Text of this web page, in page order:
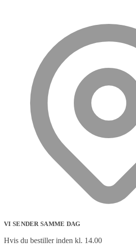
VI SENDER SAMME DAG
Hvis du bestiller inden kl. 14.00